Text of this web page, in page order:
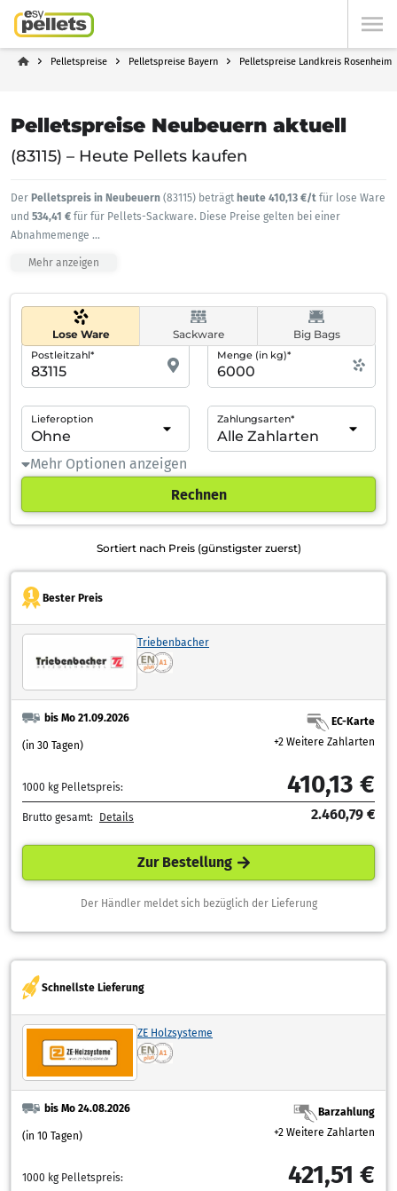
Pelletspreise Pelletspreise Bayern Pelletspreise Landkreis Rosenheim
Pelletspreise Neubeuern aktuell
(83115) – Heute Pellets kaufen
Der Pelletspreis in Neubeuern (83115) beträgt heute 410,13 €/t für lose Ware
und 534,41 € für für Pellets-Sackware. Diese Preise gelten bei einer
Abnahmemenge ...
Mehr anzeigen
Lose Ware Sackware Big Bags
Postleitzahl* Menge (in kg)*
Lieferoption Zahlungsarten*
Mehr Optionen anzeigen
Rechnen
Sortiert nach Preis (günstigster zuerst)
Bester Preis
Triebenbacher
bis Mo 21.09.2026
(in 30 Tagen)
EC-Karte
+2 Weitere Zahlarten
1000 kg Pelletspreis: 410,13 €
Brutto gesamt: Details 2.460,79 €
Zur Bestellung
Der Händler meldet sich bezüglich der Lieferung
Schnellste Lieferung
ZE Holzsysteme
bis Mo 24.08.2026
(in 10 Tagen)
Barzahlung
+2 Weitere Zahlarten
1000 kg Pelletspreis: 421,51 €